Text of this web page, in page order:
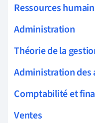
Ressources
Administration
Théorie de la
Administration des
Comptabilité et
Ventes